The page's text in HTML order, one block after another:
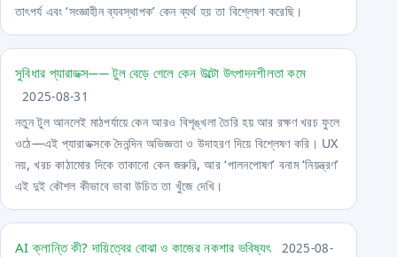
তাৎপর্য এবং ‘সংজ্ঞাহীন ব্যবস্থাপক’ কেন ব্যর্থ হয় তা বিশ্লেষণ করেছি।
সুবিধার প্যারাডক্স── টুল বেড়ে গেলে কেন উল্টো উৎপাদনশীলতা কমে
2025-08-31
নতুন টুল আনলেই মাঠপর্যায়ে কেন আরও বিশৃঙ্খলা তৈরি হয় আর রক্ষণ খরচ ফুলে
ওঠে—এই প্যারাডক্সকে দৈনন্দিন অভিজ্ঞতা ও উদাহরণ দিয়ে বিশ্লেষণ করি। UX
নয়, খরচ কাঠামোর দিকে তাকানো কেন জরুরি, আর ‘পালনপোষণ’ বনাম ‘নিয়ন্ত্রণ’
এই দুই কৌশল কীভাবে ভাবা উচিত তা খুঁজে দেখি।
AI ক্লান্তি কী? দায়িত্বের বোঝা ও কাজের নকশার ভবিষ্যৎ
2025-08-